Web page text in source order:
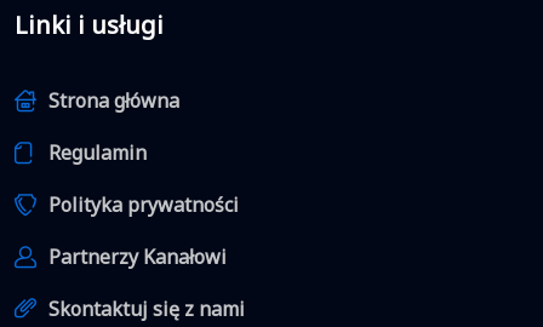
Linki i usługi
Strona główna
Regulamin
Polityka prywatności
Partnerzy Kanałowi
Skontaktuj się z nami